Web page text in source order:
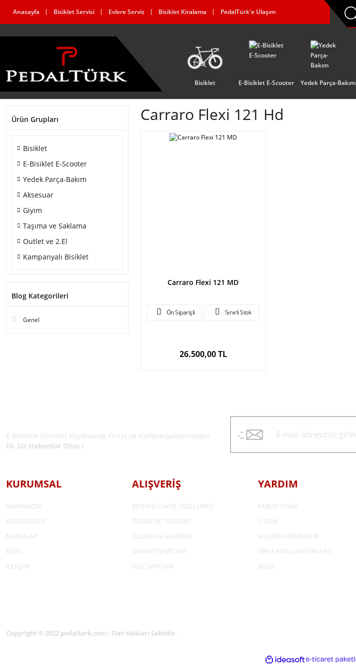
Anasayfa Bisiklet Servisi Evlere Servis Bisiklet Kiralama PedalTürk'e Ulaşım
Bisiklet E-Bisiklet E-Scooter Yedek Parça-Bakım
Ürün Grupları
Bisiklet
E-Bisiklet E-Scooter
Yedek Parça-Bakım
Aksesuar
Giyim
Taşıma ve Saklama
Outlet ve 2.El
Kampanyalı Bisiklet
Blog Kategorileri
Genel
Carraro Flexi 121 Hd
Carraro Flexi 121 MD
Ön Siparişli Sınırlı Stok
26.500,00 TL
E-Bültene Ücretsiz Kaydolarak Fırsat ve Kampanyalarımızdan
İlk Siz Haberdar Olun !
KURUMSAL
HAKKIMIZDA
KATEGORİLER
MARKALAR
BLOG
İLETİŞİM
ALIŞVERİŞ
MESAFELİ SATIŞ SÖZLEŞMESİ
ÖDEME VE TESLİMAT
GİZLİLİK VE GÜVENLİK
GARANTİ ŞARTLARI
İADE ŞARTLARI
YARDIM
KARGO TAKİBİ
ÜYELİK
MÜŞTERİ HİZMETLERİ
SIKCA SORULAN SORULAR
BLOG
Copyright © 2022 pedalturk.com - Tüm Hakları Saklıdır.
ideasoft
ile